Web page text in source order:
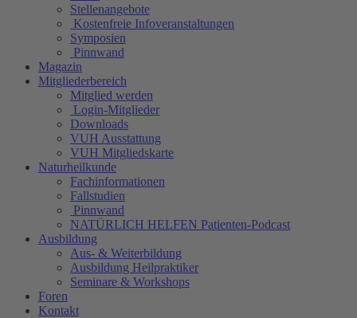
Stellenangebote
Kostenfreie Infoveranstaltungen
Symposien
Pinnwand
Magazin
Mitgliederbereich
Mitglied werden
Login-Mitglieder
Downloads
VUH Ausstattung
VUH Mitgliedskarte
Naturheilkunde
Fachinformationen
Fallstudien
Pinnwand
NATÜRLICH HELFEN Patienten-Podcast
Ausbildung
Aus- & Weiterbildung
Ausbildung Heilpraktiker
Seminare & Workshops
Foren
Kontakt